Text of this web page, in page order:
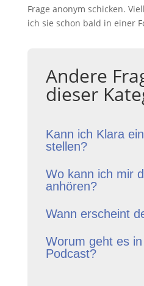
Frage anonym schicken.
ich sie schon bald in einer
Andere
dieser
Kann ich Klara
stellen?
Wo kann ich mir
anhören?
Wann erscheint
Worum geht es
Podcast?